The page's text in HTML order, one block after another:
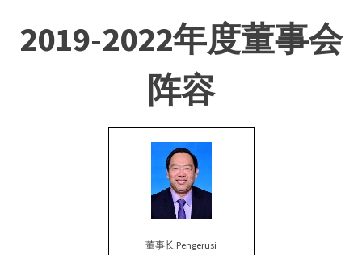
2019-2022年度董事会
阵容
董事长 Pengerusi